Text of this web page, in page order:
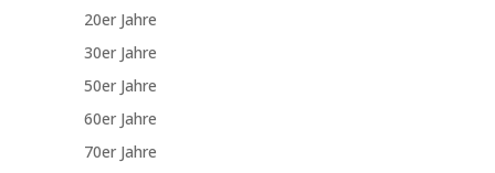
20er Jahre
30er Jahre
50er Jahre
60er Jahre
70er Jahre